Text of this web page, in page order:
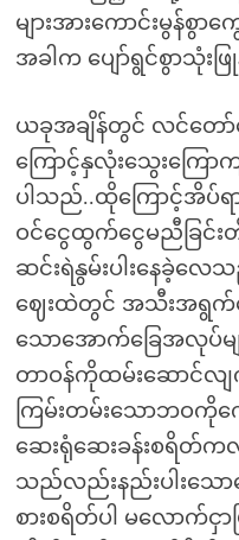
များအားကောင်းမွန်စွာ
အခါက ပျော်ရွင်စွာသုံးဖြုန်
ယခုအချိန်တွင် လင်တော်
ကြောင့်နှလုံးသွေးကြောက
ပါသည်..ထိုကြောင့်အိပ်ရ
ဝင်ငွေထွက်ငွေမညီခြင်း
ဆင်းရဲနွမ်းပါးနေခဲ့လ
ဈေးထဲတွင် အသီးအရွက်ရေ
သောအောက်ခြေအလုပ်မ
တာဝန်ကိုထမ်းဆောင်
ကြမ်းတမ်းသောဘဝကိုကျ
ဆေးရုံဆေးခန်းစရိတ်ကလ
သည်လည်းနည်းပါးသေ
စားစရိတ်ပါ မလောက်